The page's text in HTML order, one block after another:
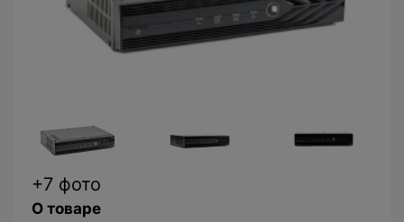
+7 фото
О товаре